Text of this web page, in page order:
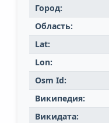
Город:
Область:
Lat:
Lon:
Osm Id:
Википедия:
Викидата: